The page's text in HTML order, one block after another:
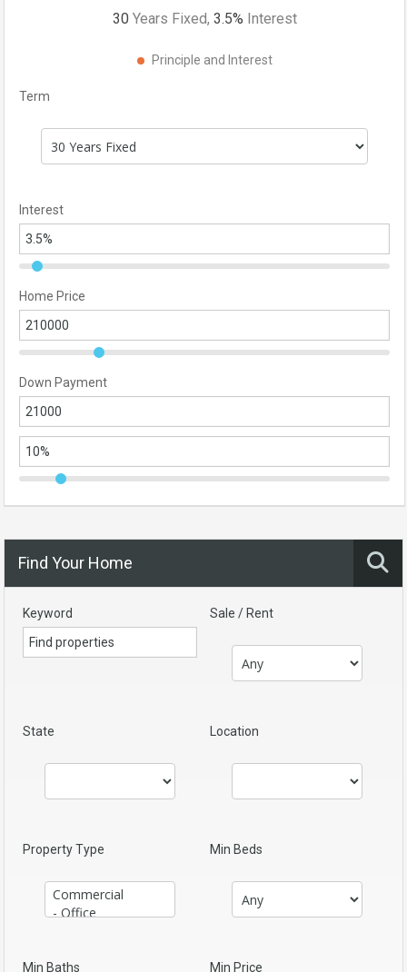
30 Years Fixed, 3.5% Interest
Principle and Interest
Term
Interest
Home Price
Down Payment
Find Your Home
Keyword Sale / Rent
State Location
Property Type Min Beds
Min Baths Min Price